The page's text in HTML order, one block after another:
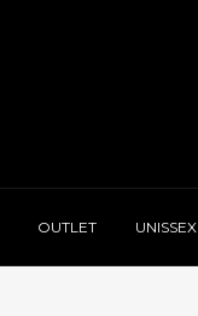
OUTLET UNISSEX